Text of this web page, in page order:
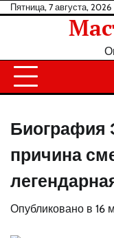
Перейти
Пятница, 7 августа, 2026
Биография
причина
Опубликовано в 16